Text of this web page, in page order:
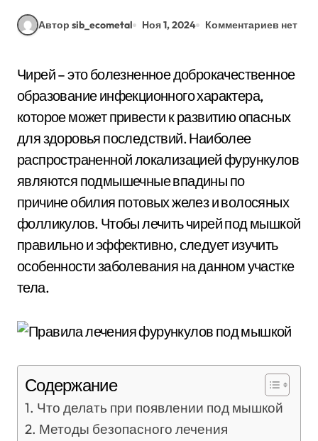
Автор sib_ecometal Ноя 1, 2024 Комментариев нет
Чирей – это болезненное доброкачественное
образование инфекционного характера,
которое может привести к развитию опасных
для здоровья последствий. Наиболее
распространенной локализацией фурункулов
являются подмышечные впадины по
причине обилия потовых желез и волосяных
фолликулов. Чтобы лечить чирей под мышкой
правильно и эффективно, следует изучить
особенности заболевания на данном участке
тела.
Содержание
Что делать при появлении под мышкой
Методы безопасного лечения